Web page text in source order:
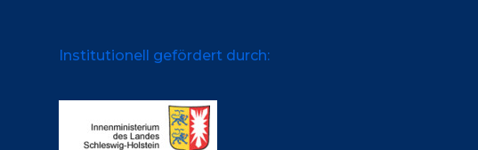
Institutionell gefördert durch: